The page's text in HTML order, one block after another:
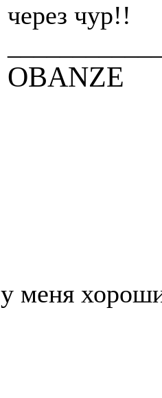
через чур!!
OBANZE
у меня